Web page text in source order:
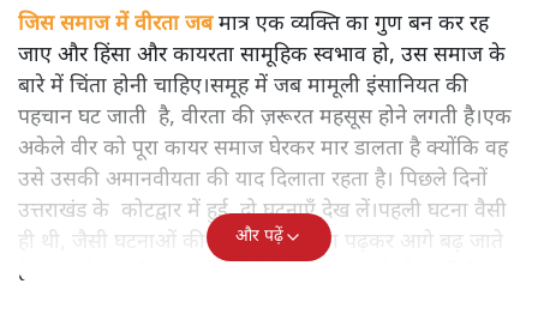
जिस समाज में वीरता जबमात्र एक व्यक्ति का गुण बन कर रह
जाए और हिंसा और कायरता सामूहिक स्वभाव हो, उस समाज के
बारे में चिंता होनी चाहिए।समूह में जब मामूली इंसानियत की
पहचान घट जाती है, वीरता की ज़रूरत महसूस होने लगती है।एक
अकेले वीर को पूरा कायर समाज घेरकर मार डालता है क्योंकि वह
उसे उसकी अमानवीयता की याद दिलाता रहता है। पिछले दिनों
उत्तराखंड के कोटद्वार में हुई दो घटनाएँ देख लें।पहली घटना वैसी
ही थी, जैसी घटनाओं की खबर हम रोज़ाना पढ़कर आगे बढ़ जाते
हैं।भारत के तक़रीबन हर हिस्से से ऐसी खबर आती ही रहती है।
और पढ़ें